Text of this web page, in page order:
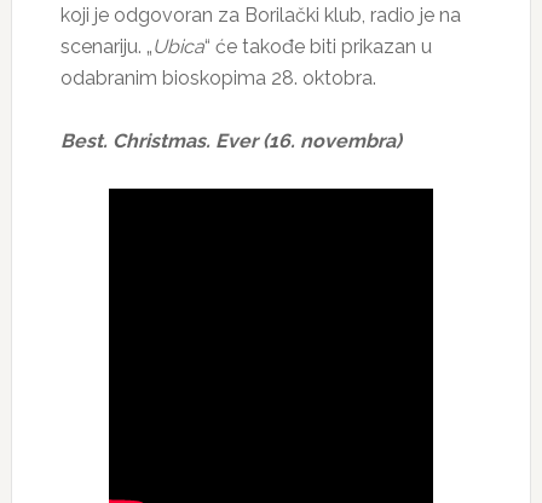
koji je odgovoran za Borilački klub, radio je na
scenariju. „Ubica“ će takođe biti prikazan u
odabranim bioskopima 28. oktobra.
Best. Christmas. Ever (16. novembra)